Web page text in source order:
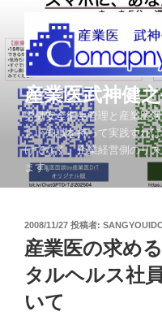
テ
ン
プ
産業医武神健
労働安全衛生管理と産業医
しい知識を持って実践すれ
けでなく、企業経営側のリ
ます。
投
稿
日:
2008/11/27 投稿者:
産業医の求め
タルヘルス社
いて